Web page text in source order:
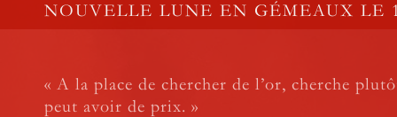
NOUVELLE LUNE EN GÉMEAUX LE
« A la place de chercher de l’or, cherche
peut avoir de prix. »